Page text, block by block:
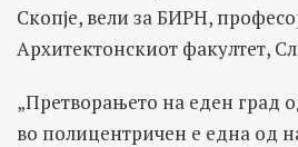
Скопје, вели за БИРН,
Архитектонскиот факултет,
„Претворањето на еден град
во полицентричен е една од